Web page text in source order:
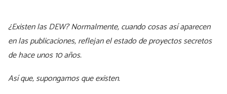
¿Existen las DEW? Normalmente, cuando cosas así aparecen
en las publicaciones, reflejan el estado de proyectos secretos
de hace unos 10 años.
Así que, supongamos que existen.